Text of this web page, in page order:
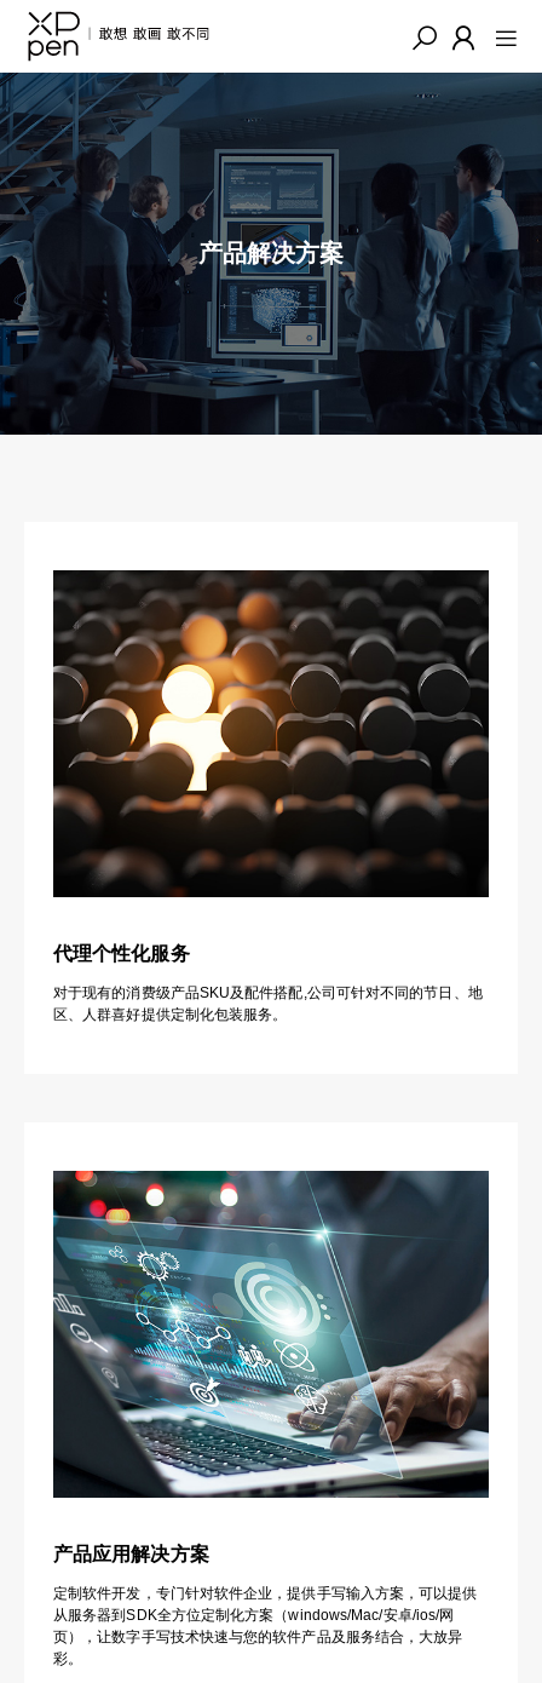
产品解决方案
代理个性化服务
对于现有的消费级产品SKU及配件搭配,公司可针对不同的节日、地
区、人群喜好提供定制化包装服务。
产品应用解决方案
定制软件开发，专门针对软件企业，提供手写输入方案，可以提供
从服务器到SDK全方位定制化方案（windows/Mac/安卓/ios/网
页），让数字手写技术快速与您的软件产品及服务结合，大放异
彩。